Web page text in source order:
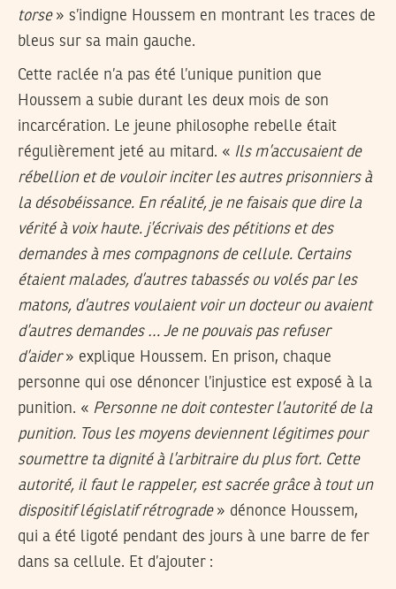
torse» s’indigne Houssem en montrant les traces de
bleus sur sa main gauche.
Cette raclée n’a pas été l’unique punition que
Houssem a subie durant les deux mois de son
incarcération. Le jeune philosophe rebelle était
régulièrement jeté au mitard. « Ils m’accusaient de
rébellion et de vouloir inciter les autres prisonniers à
la désobéissance. En réalité, je ne faisais que dire la
vérité à voix haute. j’écrivais des pétitions et des
demandes à mes compagnons de cellule. Certains
étaient malades, d’autres tabassés ou volés par les
matons, d’autres voulaient voir un docteur ou avaient
d’autres demandes … Je ne pouvais pas refuser
d’aider» explique Houssem. En prison, chaque
personne qui ose dénoncer l’injustice est exposé à la
punition. « Personne ne doit contester l’autorité de la
punition. Tous les moyens deviennent légitimes pour
soumettre ta dignité à l’arbitraire du plus fort. Cette
autorité, il faut le rappeler, est sacrée grâce à tout un
dispositif législatif rétrograde» dénonce Houssem,
qui a été ligoté pendant des jours à une barre de fer
dans sa cellule. Et d’ajouter :